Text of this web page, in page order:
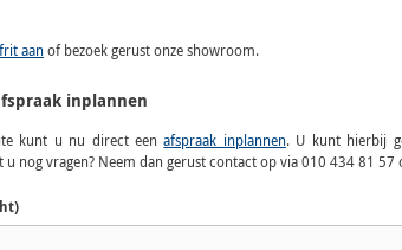
aanof bezoek gerust onze showroom.
inplannen
kunt u nu direct eenafspraak inplannen. U kunt hierbij
u nog vragen? Neem dan gerust contact op via 010 434 81